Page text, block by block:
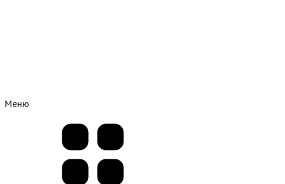
Меню